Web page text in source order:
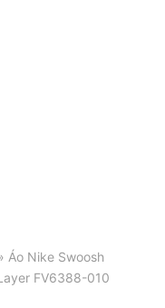
Áo Nike Swoosh
FV6388-010